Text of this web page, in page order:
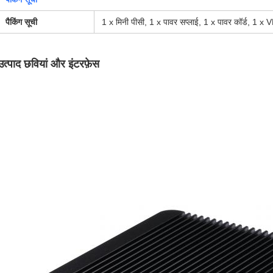
पैकिंग सूची 1 x मिनी पीसी, 1 x पावर सप्लाई, 1 x पावर कॉर्ड, 1 x
छवियां और इंटरफ़ेस